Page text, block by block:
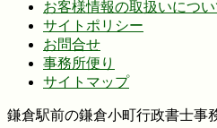
お客様情報の取扱いについ
サイトポリシー
お問合せ
事務所便り
サイトマップ
鎌倉駅前の鎌倉小町行政書士事